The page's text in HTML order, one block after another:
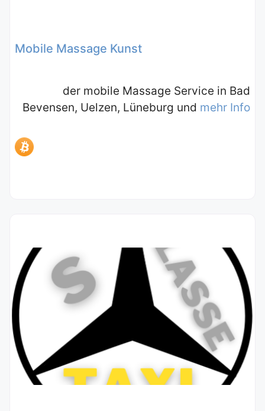
Mobile Massage Kunst
der mobile Massage Service in Bad
Bevensen, Uelzen, Lüneburg und mehr Info